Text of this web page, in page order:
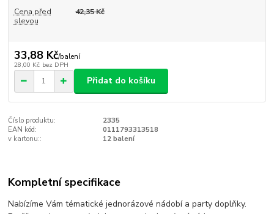
Cena před
slevou
42,35 Kč
33,88 Kč/balení
28,00 Kč bez DPH
Přidat do košíku
Číslo produktu:
2335
EAN kód:
0111793313518
v kartonu::
12 balení
Kompletní specifikace
Nabízíme Vám tématické jednorázové nádobí a party doplňky.